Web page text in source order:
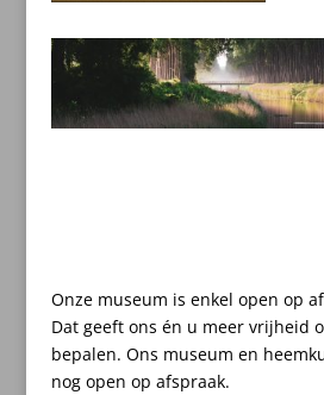
Onze museum is enkel open op
Dat geeft ons én u meer vrijheid
bepalen. Ons museum en
nog open op afspraak.